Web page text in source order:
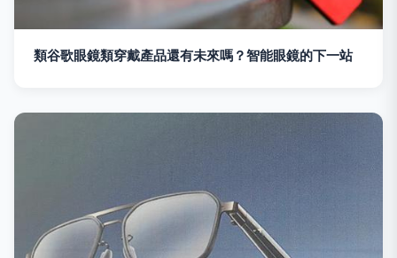
類谷歌眼鏡類穿戴產品還有未來嗎？智能眼鏡的下一站